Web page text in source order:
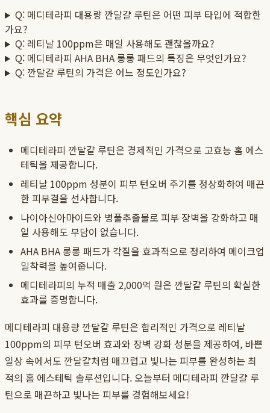
Q: 메디테라피 대용량 깐달걀 루틴은 어떤 피부 타입에 적합한
가요?
Q: 레티날 100ppm은 매일 사용해도 괜찮을까요?
Q: 메디테라피 AHA BHA 롱롱 패드의 특징은 무엇인가요?
Q: 깐달걀 루틴의 가격은 어느 정도인가요?
핵심 요약
메디테라피 깐달걀 루틴은 경제적인 가격으로 고효능 홈 에스
테틱을 제공합니다.
레티날 100ppm 성분이 피부 턴오버 주기를 정상화하여 매끈
한 피부결을 선사합니다.
나이아신아마이드와 병풀추출물로 피부 장벽을 강화하고 매
일 사용해도 부담이 없습니다.
AHA BHA 롱롱 패드가 각질을 효과적으로 정리하여 메이크업
밀착력을 높여줍니다.
메디테라피의 누적 매출 2,000억 원은 깐달걀 루틴의 확실한
효과를 증명합니다.
메디테라피 대용량 깐달걀 루틴은 합리적인 가격으로 레티날
100ppm의 피부 턴오버 효과와 장벽 강화 성분을 제공하여, 바쁜
일상 속에서도 깐달걀처럼 매끄럽고 빛나는 피부를 완성하는 최
적의 홈 에스테틱 솔루션입니다. 오늘부터 메디테라피 깐달걀 루
틴으로 매끈하고 빛나는 피부를 경험해보세요!